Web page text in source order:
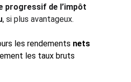
progressif de l’impôt
, si plus avantageux.
les rendements nets
les taux bruts